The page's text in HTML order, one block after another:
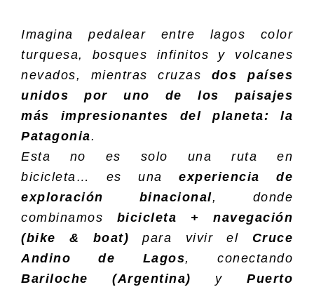
Imagina pedalear entre lagos color
turquesa, bosques infinitos y volcanes
nevados, mientras cruzas dos países
unidos por uno de los paisajes
más impresionantes del planeta: la
Patagonia.
Esta no es solo una ruta en
bicicleta… es una experiencia de
exploración binacional, donde
combinamos bicicleta + navegación
(bike & boat) para vivir el Cruce
Andino de Lagos, conectando
Bariloche (Argentina) y Puerto